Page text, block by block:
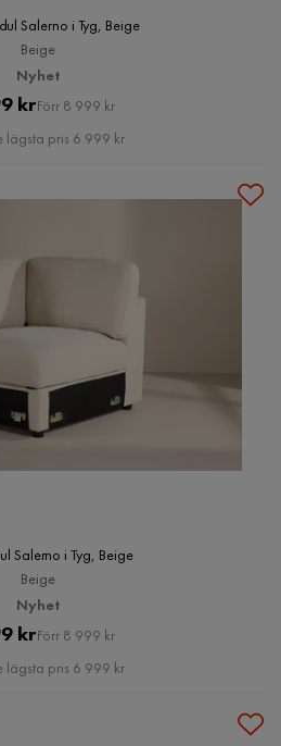
Salerno i Tyg, Beige
Beige
Nyhet
Pris
krOriginal
Pris
Förr 8 999 kr
lägsta pris 6 999 kr
Salerno i Tyg, Beige
Beige
Nyhet
Pris
krOriginal
Pris
Förr 8 999 kr
lägsta pris 6 999 kr